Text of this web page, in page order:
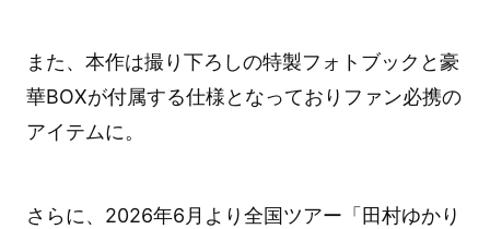
また、本作は撮り下ろしの特製フォトブックと豪
華BOXが付属する仕様となっておりファン必携の
アイテムに。
さらに、2026年6月より全国ツアー「田村ゆかり